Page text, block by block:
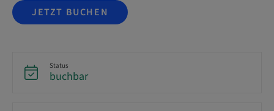
JETZT BUCHEN
Status
buchbar